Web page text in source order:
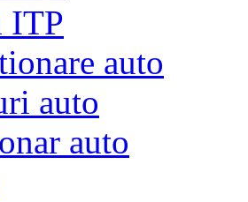
ITP
auto
auto
auto